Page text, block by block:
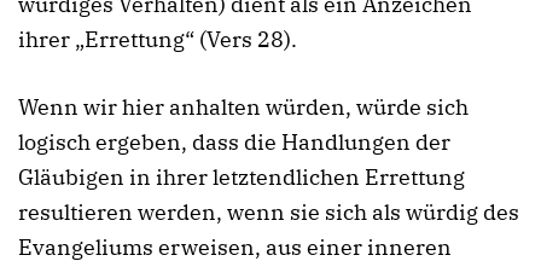
ihrer „Errettung“ (Vers 28).
Wenn wir hier anhalten würden, würde sich
logisch ergeben, dass die Handlungen der
Gläubigen in ihrer letztendlichen Errettung
resultieren werden, wenn sie sich als würdig des
Evangeliums erweisen, aus einer inneren